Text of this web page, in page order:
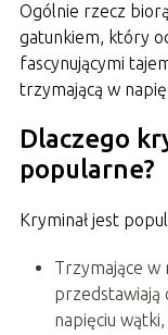
Ogólnie rzecz
gatunkiem, który
fascynującymi
trzymającą w
Dlaczego
popularne?
Kryminał jest
Trzymające w
przedstawiają
napięciu